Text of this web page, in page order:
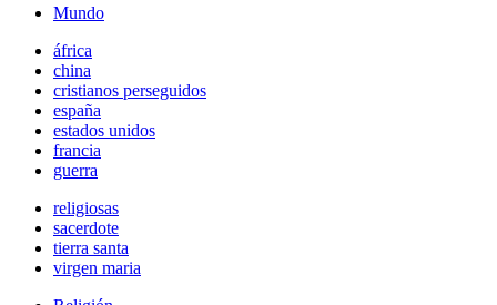
Mundo
áfrica
china
cristianos perseguidos
españa
estados unidos
francia
guerra
religiosas
sacerdote
tierra santa
virgen maria